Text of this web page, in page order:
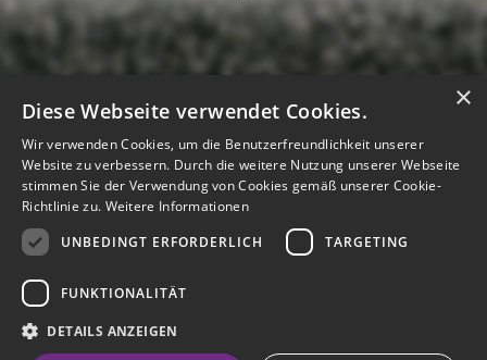
Barrierefreiheit
Barriere melden
m
K
Kontrastmodus aktivieren
Hilfe
eigenes Gedenkportal erstellen
×
Diese Webseite verwendet Cookies.
Wir verwenden Cookies, um die Benutzerfreundlichkeit unserer
Website zu verbessern. Durch die weitere Nutzung unserer Webseite
stimmen Sie der Verwendung von Cookies gemäß unserer Cookie-
Richtlinie zu. Weitere Informationen
UNBEDINGT ERFORDERLICH
TARGETING
FUNKTIONALITÄT
DETAILS ANZEIGEN